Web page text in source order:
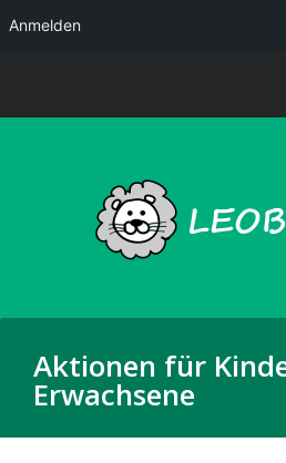
Aktionen für
Erwachsene
Anmelden